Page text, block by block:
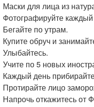
Маски для лица из
Фотографируйте
Бегайте по утрам.
Купите обруч и
Улыбайтесь.
Учите по 5 новых
Каждый день
Протирайте лицо
Напрочь откажитесь от